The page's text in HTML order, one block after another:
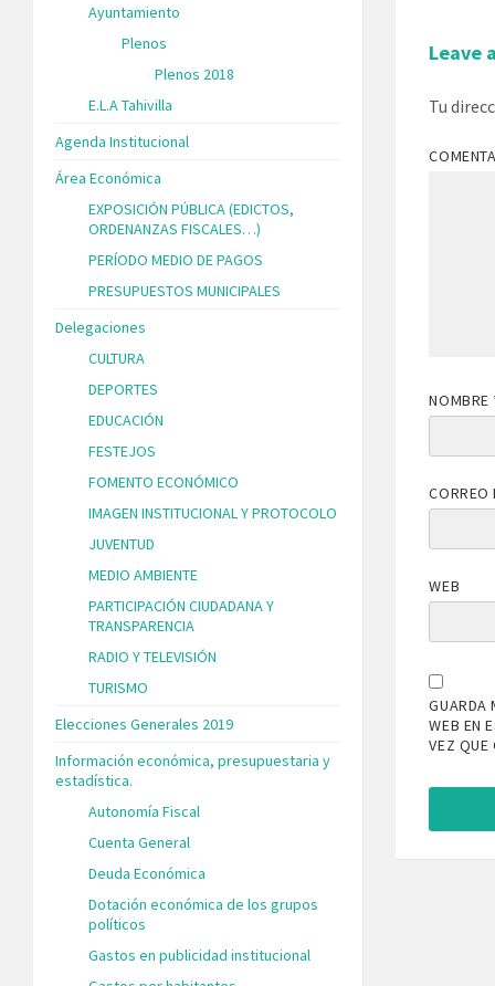
Leave
Tu
NOMBRE
CORREO
WEB
GUARDA
WEB EN
VEZ QUE
Ayuntamiento
Plenos
Plenos 2018
E.L.A Tahivilla
Agenda Institucional
Área Económica
EXPOSICIÓN PÚBLICA (EDICTOS,
ORDENANZAS FISCALES…)
PERÍODO MEDIO DE PAGOS
PRESUPUESTOS MUNICIPALES
Delegaciones
CULTURA
DEPORTES
EDUCACIÓN
FESTEJOS
FOMENTO ECONÓMICO
IMAGEN INSTITUCIONAL Y PROTOCOLO
JUVENTUD
MEDIO AMBIENTE
PARTICIPACIÓN CIUDADANA Y
TRANSPARENCIA
RADIO Y TELEVISIÓN
TURISMO
Elecciones Generales 2019
Información económica, presupuestaria y
estadística.
Autonomía Fiscal
Cuenta General
Deuda Económica
Dotación económica de los grupos
políticos
Gastos en publicidad institucional